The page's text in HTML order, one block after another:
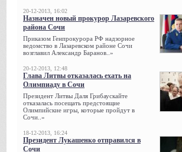
20-12-2013, 16:02
Назначен новый прокурор Лазаревского
района Сочи
Приказом Генпрокурора РФ надзорное
ведомство в Лазаревском районе Сочи
возглавил Александр Баранов..»
20-12-2013, 12:48
Глава Литвы отказалась ехать на
Олимпиаду в Сочи
Президент Литвы Даля Грибаускайте
отказалась посещать предстоящие
Олимпийские игры, которые пройдут в
Сочи..»
18-12-2013, 16:24
Президент Лукашенко отправился в
Сочи